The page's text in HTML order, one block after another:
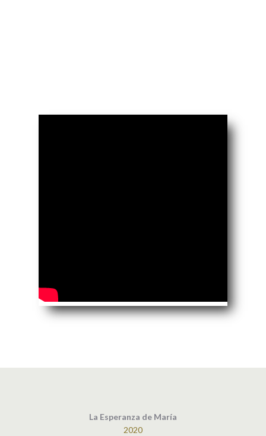
La Esperanza de María
2020